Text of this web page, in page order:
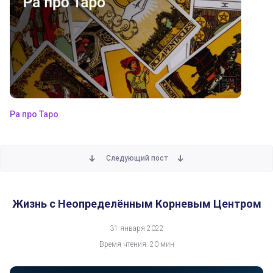
Ра про Таро
Следующий пост
Жизнь с Неопределённым Корневым Центром
31 января 2022
Время чтения: 20 мин